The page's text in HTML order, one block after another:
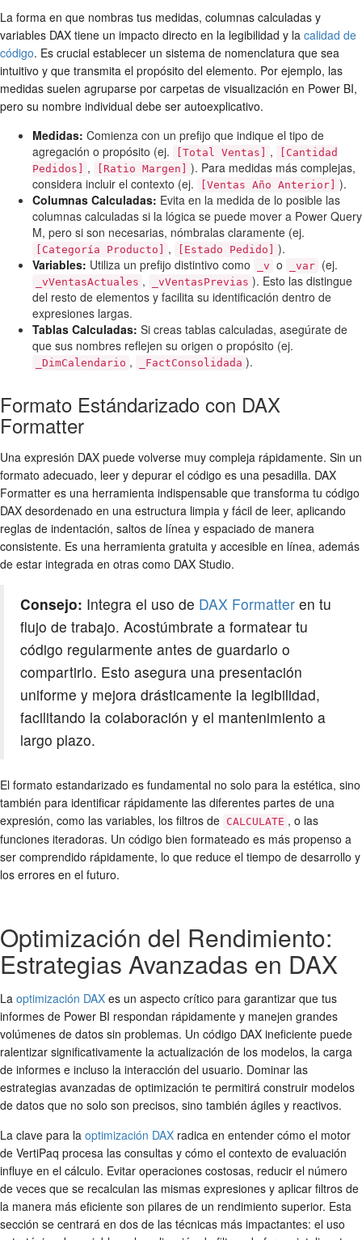
La forma en que nombras tus medidas, columnas calculadas y
variables DAX tiene un impacto directo en la legibilidad y la calidad de
código. Es crucial establecer un sistema de nomenclatura que sea
intuitivo y que transmita el propósito del elemento. Por ejemplo, las
medidas suelen agruparse por carpetas de visualización en Power BI,
pero su nombre individual debe ser autoexplicativo.
Medidas: Comienza con un prefijo que indique el tipo de
agregación o propósito (ej.
[Total Ventas] ,
[Cantidad
Pedidos] , [Ratio Margen] ). Para medidas más complejas,
considera incluir el contexto (ej.
[Ventas Año Anterior] ).
Columnas Calculadas: Evita en la medida de lo posible las
columnas calculadas si la lógica se puede mover a Power Query
M, pero si son necesarias, nómbralas claramente (ej.
[Categoría Producto] , [Estado Pedido] ).
Variables: Utiliza un prefijo distintivo como _v o _var (ej.
_vVentasActuales , _vVentasPrevias ). Esto las distingue
del resto de elementos y facilita su identificación dentro de
expresiones largas.
Tablas Calculadas: Si creas tablas calculadas, asegúrate de
que sus nombres reflejen su origen o propósito (ej.
_DimCalendario , _FactConsolidada ).
Formato Estándarizado con DAX
Formatter
Una expresión DAX puede volverse muy compleja rápidamente. Sin un
formato adecuado, leer y depurar el código es una pesadilla. DAX
Formatter es una herramienta indispensable que transforma tu código
DAX desordenado en una estructura limpia y fácil de leer, aplicando
reglas de indentación, saltos de línea y espaciado de manera
consistente. Es una herramienta gratuita y accesible en línea, además
de estar integrada en otras como DAX Studio.
Consejo: Integra el uso de DAX Formatter en tu
flujo de trabajo. Acostúmbrate a formatear tu
código regularmente antes de guardarlo o
compartirlo. Esto asegura una presentación
uniforme y mejora drásticamente la legibilidad,
facilitando la colaboración y el mantenimiento a
largo plazo.
El formato estandarizado es fundamental no solo para la estética, sino
también para identificar rápidamente las diferentes partes de una
expresión, como las variables, los filtros de CALCULATE , o las
funciones iteradoras. Un código bien formateado es más propenso a
ser comprendido rápidamente, lo que reduce el tiempo de desarrollo y
los errores en el futuro.
Optimización del Rendimiento:
Estrategias Avanzadas en DAX
La optimización DAX es un aspecto crítico para garantizar que tus
informes de Power BI respondan rápidamente y manejen grandes
volúmenes de datos sin problemas. Un código DAX ineficiente puede
ralentizar significativamente la actualización de los modelos, la carga
de informes e incluso la interacción del usuario. Dominar las
estrategias avanzadas de optimización te permitirá construir modelos
de datos que no solo son precisos, sino también ágiles y reactivos.
La clave para la optimización DAX radica en entender cómo el motor
de VertiPaq procesa las consultas y cómo el contexto de evaluación
influye en el cálculo. Evitar operaciones costosas, reducir el número
de veces que se recalculan las mismas expresiones y aplicar filtros de
la manera más eficiente son pilares de un rendimiento superior. Esta
sección se centrará en dos de las técnicas más impactantes: el uso